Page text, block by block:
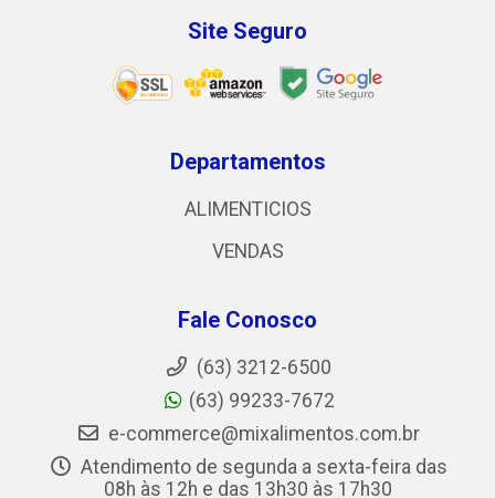
Site Seguro
Departamentos
ALIMENTICIOS
VENDAS
Fale Conosco
(63) 3212-6500
(63) 99233-7672
e-commerce@mixalimentos.com.br
Atendimento de segunda a sexta-feira das
08h às 12h e das 13h30 às 17h30